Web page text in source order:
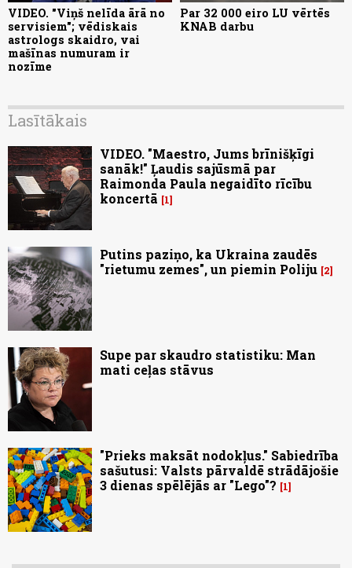
VIDEO. "Viņš nelīda ārā no
servisiem"; vēdiskais
astrologs skaidro, vai
mašīnas numuram ir
nozīme
Par 32 000 eiro LU vērtēs
KNAB darbu
Lasītākais
VIDEO. "Maestro, Jums brīnišķīgi
sanāk!" Ļaudis sajūsmā par
Raimonda Paula negaidīto rīcību
koncertā
1
Putins paziņo, ka Ukraina zaudēs
"rietumu zemes", un piemin Poliju 2
Supe par skaudro statistiku: Man
mati ceļas stāvus
"Prieks maksāt nodokļus." Sabiedrība
sašutusi: Valsts pārvaldē strādājošie
3 dienas spēlējās ar "Lego"?
1